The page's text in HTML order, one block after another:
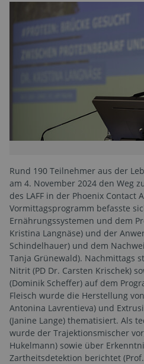
Rund 190 Teilnehmer aus der
am 4. November 2024 den Weg
des LAFF in der Phoenix Contact
Vormittagsprogramm befasste
Ernährungssystemen und dem
Kristina Langnäse) und der
Schindelhauer) und dem
Tanja Grünewald). Nachmittags
Nitrit (PD Dr. Carsten Krischek)
(Dominik Scheffer) auf dem
Fleisch wurde die Herstellung
Antonina Lavrentieva) und
(Janine Lange) thematisiert. Als
wurde der Trajektionsmischer
Hukelmann) sowie über
Zartheitsdetektion berichtet